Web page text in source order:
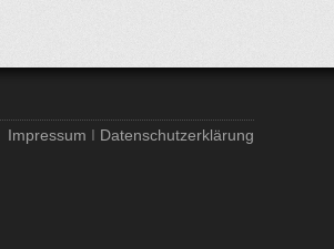
Impressum I Datenschutzerklärung